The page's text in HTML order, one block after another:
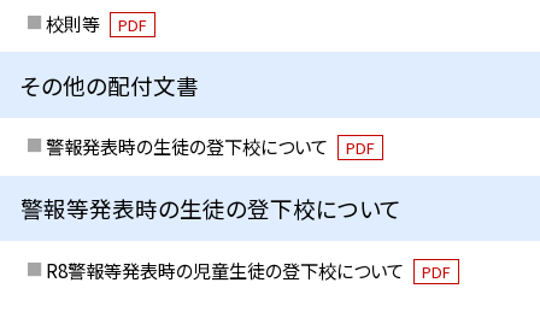
校則等 PDF
その他の配付文書
警報発表時の生徒の登下校について PDF
警報等発表時の生徒の登下校について
R8警報等発表時の児童生徒の登下校について PDF